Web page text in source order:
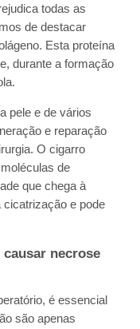
todas as
de destacar
Esta proteína
durante a formação
pele e de vários
e reparação
O cigarro
de
que chega à
cicatrização e pode
necrose
é essencial
são apenas